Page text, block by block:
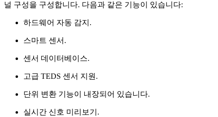
널 구성을 구성합니다. 다음과 같은 기능이 있습니다:
하드웨어 자동 감지.
스마트 센서.
센서 데이터베이스.
고급 TEDS 센서 지원.
단위 변환 기능이 내장되어 있습니다.
실시간 신호 미리보기.